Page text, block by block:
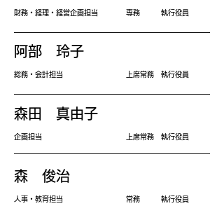
財務・経理・経営企画担当 専務 執行役員
阿部 玲子
総務・会計担当 上席常務 執行役員
森田 真由子
企画担当 上席常務 執行役員
森 俊治
​人事・教育担当 常務 執行役員